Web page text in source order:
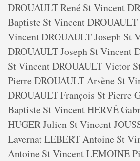
DROUAULT René St Vincent
Baptiste St Vincent
Vincent DROUAULT Joseph St
DROUAULT Joseph St Vincent
St Vincent DROUAULT Victor
Pierre DROUAULT Arsène St
DROUAULT François St Pierre
Baptiste St Vincent HERVÉ
HUGER Julien St Vincent
Lavernat LEBERT Antoine St
Antoine St Vincent LEMOINE